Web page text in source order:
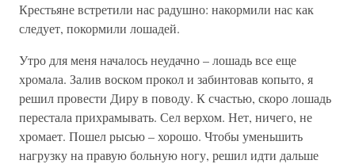
Крестьяне встретили нас радушно: накормили нас как
следует, покормили лошадей.
Утро для меня началось неудачно – лошадь все еще
хромала. Залив воском прокол и забинтовав копыто, я
решил провести Диру в поводу. К счастью, скоро лошадь
перестала прихрамывать. Сел верхом. Нет, ничего, не
хромает. Пошел рысью – хорошо. Чтобы уменьшить
нагрузку на правую больную ногу, решил идти дальше